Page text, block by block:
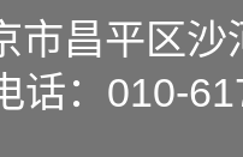
市昌平区
话：010-